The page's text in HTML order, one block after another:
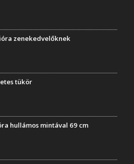
zenekedvelőknek
tükör
hullámos mintával 69 cm